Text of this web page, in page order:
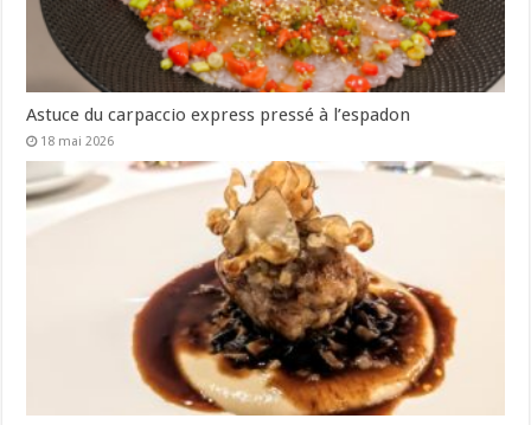
Astuce du carpaccio express pressé à l’espadon
18 mai 2026